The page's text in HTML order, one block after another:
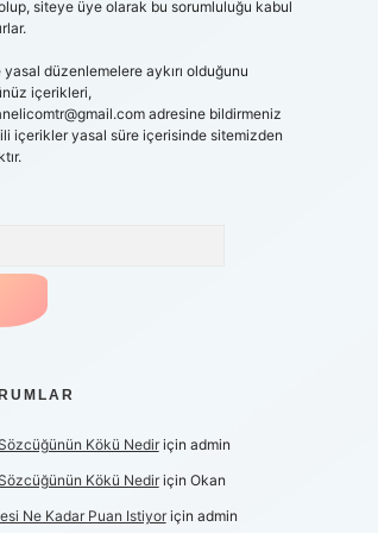
siteye üye olarak bu sorumluluğu kabul
düzenlemelere aykırı olduğunu
içerikleri,
adresine bildirmeniz
içerikler yasal süre içerisinde sitemizden
Kökü Nediriçin admin
Kökü Nediriçin Okan
Ne Kadar Puan Istiyoriçin admin